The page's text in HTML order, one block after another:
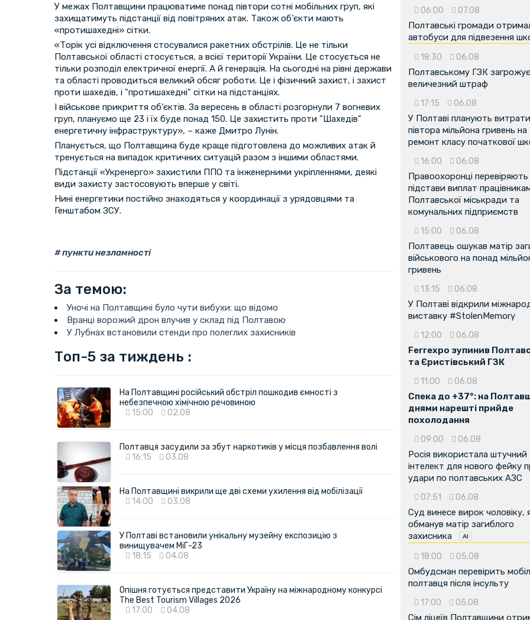
У межах Полтавщини працюватиме понад півтори сотні мобільних груп, які
захищатимуть підстанції від повітряних атак. Також об’єкти мають
«протишахедні» сітки.
«Торік усі відключення стосувалися ракетних обстрілів. Це не тільки
Полтавської області стосується, а всієї території України. Це стосується не
тільки розподіл електричної енергії. А й генерація. На сьогодні на рівні держави
та області проводиться великий обсяг роботи. Це і фізичний захист, і захист
проти шахедів, і "протишахедні" сітки на підстанціях.
І військове прикриття об’єктів. За вересень в області розгорнули 7 вогневих
груп, плануємо ще 23 і їх буде понад 150. Це захистить проти "Шахедів"
енергетичну інфраструктуру», – каже Дмитро Лунін.
Планується, що Полтавщина буде краще підготовлена до можливих атак й
тренується на випадок критичних ситуацій разом з іншими областями.
Підстанції «Укренерго» захистили ППО та інженерними укріпленнями, деякі
види захисту застосовують вперше у світі.
Нині енергетики постійно знаходяться у координації з урядовцями та
Генштабом ЗСУ.
пункти незламності
За темою:
Уночі на Полтавщині було чути вибухи: що відомо
Вранці ворожий дрон влучив у склад під Полтавою
У Лубнах встановили стенди про полеглих захисників
Топ-5 за тиждень :
На Полтавщині російський обстріл пошкодив ємності з
небезпечною хімічною речовиною
15:00
02.08
Полтавця засудили за збут наркотиків у місця позбавлення волі
16:15
03.08
На Полтавщині викрили ще дві схеми ухилення від мобілізації
14:00
03.08
У Полтаві встановили унікальну музейну експозицію з
винищувачем МіГ-23
18:15
04.08
Опішня готується представити Україну на міжнародному конкурсі
The Best Tourism Villages 2026
17:00
04.08
06:00 07.08
Полтавські громади
автобуси для підвезення
18:30 06.08
Полтавському ГЗК загрожує
величезний штраф
17:15 06.08
У Полтаві планують
півтора мільйона гривень на
ремонт класу початкової
16:00 06.08
Правоохоронці перевіряють
підстави виплат
Полтавської міськради та
комунальних підприємств
15:00 06.08
Полтавець ошукав матір
військового на понад
гривень
13:15 06.08
У Полтаві відкрили
виставку #StolenMemory
12:00 06.08
Ferrexpo зупинив
та Єристівський ГЗК
11:00 06.08
Спека до +37°: на
днями нарешті прийде
похолодання
09:00 06.08
Росія використала штучний
інтелект для нового фейку
удари по полтавських АЗС
07:51 06.08
Суд винесе вирок чоловіку,
обманув матір загиблого
захисника
18:00 05.08
Омбудсман перевірить
полтавця після інсульту
17:00 05.08
Сім ліцеїв Полтавщини